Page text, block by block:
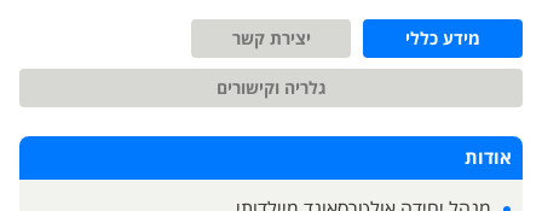
מידע כללי יצירת קשר
גלריה וקישורים
אודות